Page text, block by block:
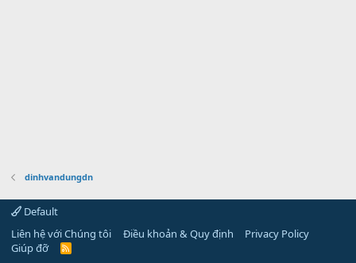
dinhvandungdn
Default
Liên hệ với Chúng tôi
Điều khoản & Quy định
Privacy Policy
Giúp đỡ
R